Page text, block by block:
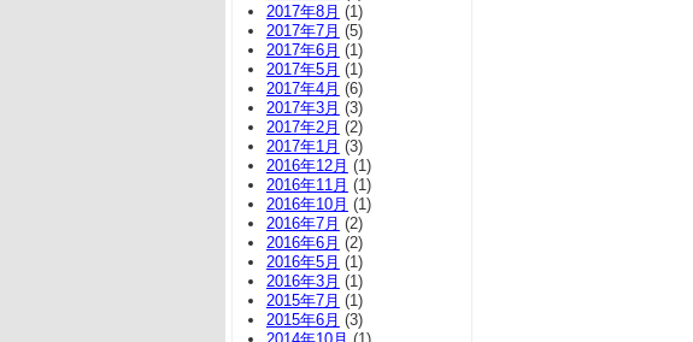
2017年8月 (1)
2017年7月 (5)
2017年6月 (1)
2017年5月 (1)
2017年4月 (6)
2017年3月 (3)
2017年2月 (2)
2017年1月 (3)
2016年12月 (1)
2016年11月 (1)
2016年10月 (1)
2016年7月 (2)
2016年6月 (2)
2016年5月 (1)
2016年3月 (1)
2015年7月 (1)
2015年6月 (3)